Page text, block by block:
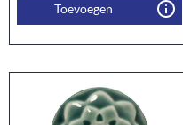
Toevoegen